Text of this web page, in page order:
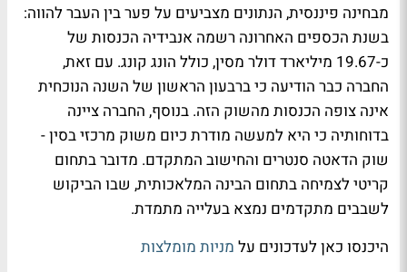
מבחינה פיננסית, הנתונים מצביעים על פער בין העבר להווה:
בשנת הכספים האחרונה רשמה אנבידיה הכנסות של
כ-19.67 מיליארד דולר מסין, כולל הונג קונג. עם זאת,
החברה כבר הודיעה כי ברבעון הראשון של השנה הנוכחית
אינה צופה הכנסות מהשוק הזה. בנוסף, החברה ציינה
בדוחותיה כי היא למעשה מודרת כיום משוק מרכזי בסין -
שוק הדאטה סנטרים והחישוב המתקדם. מדובר בתחום
קריטי לצמיחה בתחום הבינה המלאכותית, שבו הביקוש
לשבבים מתקדמים נמצא בעלייה מתמדת.
היכנסו כאן לעדכונים על מניות מומלצות